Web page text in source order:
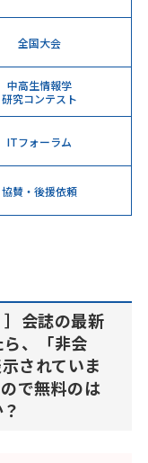
全国大会
中高生情報学
研究コンテスト
ITフォーラム
協賛・後援依頼
］会誌の最新
、「非会
されていま
で無料のは